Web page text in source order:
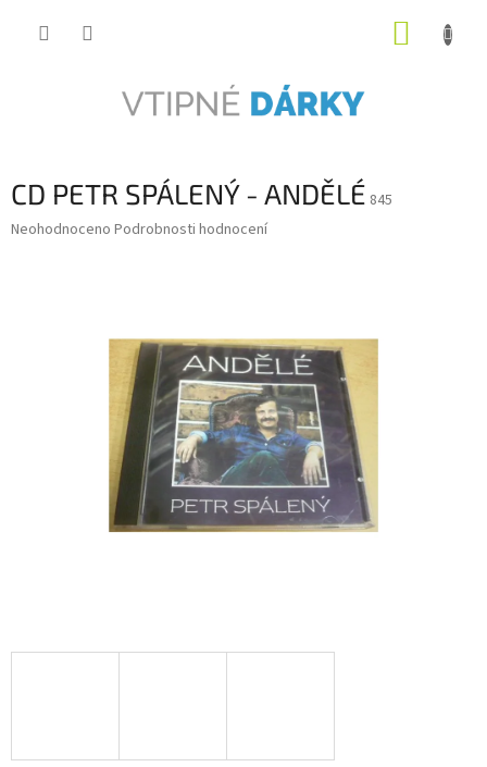
CD PETR SPÁLENÝ - ANDĚLÉ 845
Průměrné
Neohodnoceno Podrobnosti hodnocení